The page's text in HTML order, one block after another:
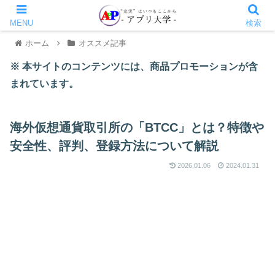
ホーム オススメ記事
※ 本サイトのコンテンツには、商品プロモーションが含
まれています。
海外仮想通貨取引所の「BTCC」とは？特徴や
安全性、評判、登録方法について解説
2026.01.06 2024.01.31
MENU 検索